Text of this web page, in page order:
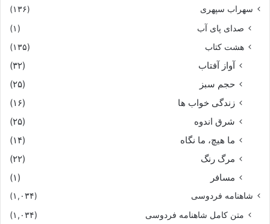
سهراب سپهری (۱۳۶)
صدای پای آب
(۱)
هشت کتاب
(۱۳۵)
آواز آفتاب
(۳۲)
حجم سبز
(۲۵)
زندگی خواب ها
(۱۶)
شرق اندوه
(۲۵)
ما هیچ، ما نگاه
(۱۴)
مرگ رنگ
(۲۲)
مسافر
(۱)
شاهنامه فردوسی (۱,۰۳۴)
متن کامل شاهنامه فردوسی (۱,۰۳۴)